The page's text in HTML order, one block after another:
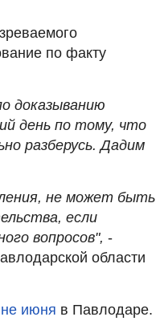
по факту
доказыванию
день по тому, что
разберусь. Дадим
не может быть
если
вопросов", -
области
июня в Павлодаре.